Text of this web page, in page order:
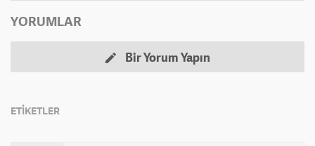
YORUMLAR
Bir Yorum Yapın
ETİKETLER